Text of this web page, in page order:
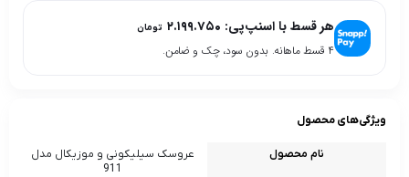
هر قسط با اسنپ‌پی: ۲.۱۹۹.۷۵۰ تومان
۴ قسط ماهانه. بدون سود، چک و ضامن.
ویژگی‌های محصول
نام محصول
عروسک سیلیکونی و موزیکال مدل
911